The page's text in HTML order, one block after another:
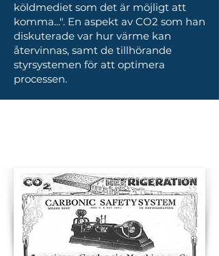
köldmediet som det är möjligt att
komma...". En aspekt av CO2 som han
diskuterade var hur värme kan
återvinnas, samt de tillhörande
styrsystemen för att optimera
processen.